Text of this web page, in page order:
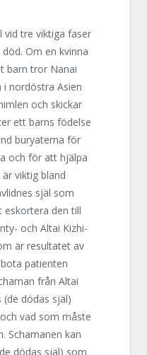
vid tre viktiga faser
Om en kvinna
barn tror Nanai
i nordöstra Asien
och skickar
ett barns födelse
buryaterna för
och för att hjälpa
viktig bland
själ som
eskortera den till
och Altai Kizhi-
är resultatet av
patienten
från Altai
dödas själ)
vad som måste
Schamanen kan
dödas själ) som